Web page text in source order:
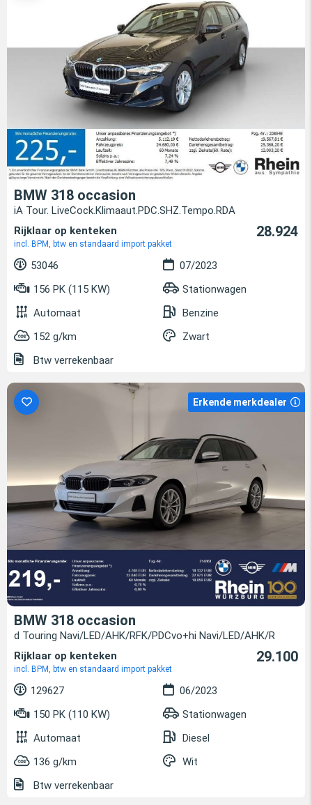
BMW 318 occasion
iA Tour. LiveCock.Klimaaut.PDC.SHZ.Tempo.RDA
Rijklaar op kenteken
incl. BPM, btw en standaard import pakket
28.924
53046
07/2023
156 PK (115 KW)
Stationwagen
Automaat
Benzine
152 g/km
Zwart
Btw verrekenbaar
Erkende merkdealer
BMW 318 occasion
d Touring Navi/LED/AHK/RFK/PDCvo+hi Navi/LED/AHK/R
Rijklaar op kenteken
incl. BPM, btw en standaard import pakket
29.100
129627
06/2023
150 PK (110 KW)
Stationwagen
Automaat
Diesel
136 g/km
Wit
Btw verrekenbaar